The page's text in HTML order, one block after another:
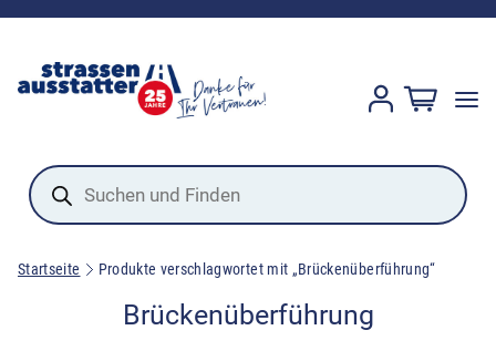
Products
search
Startseite Produkte verschlagwortet mit „Brückenüberführung“
Brückenüberführung